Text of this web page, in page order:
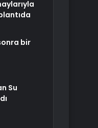
bir
Su